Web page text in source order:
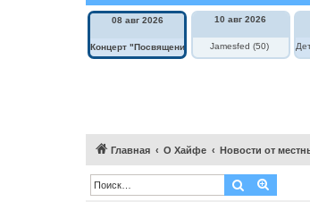
08 авг 2026
Концерт "Посвящение Элле Фицджеральд"
10 авг 2026
Jamesfed (50)
Главная О Хайфе Новости от
Поиск